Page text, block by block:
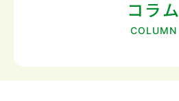
コラム
COLUMN